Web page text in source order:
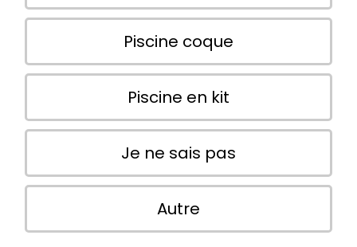
Piscine coque
Piscine en kit
Je ne sais pas
Autre